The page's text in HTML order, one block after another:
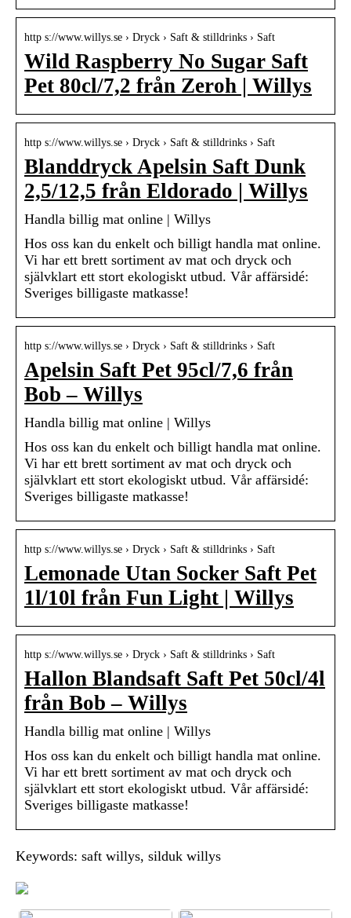
http s://www.willys.se › Dryck › Saft & stilldrinks › Saft
Wild Raspberry No Sugar Saft
Pet 80cl/7,2 från Zeroh | Willys
http s://www.willys.se › Dryck › Saft & stilldrinks › Saft
Blanddryck Apelsin Saft Dunk
2,5/12,5 från Eldorado | Willys
Handla billig mat online | Willys
Hos oss kan du enkelt och billigt handla mat online.
Vi har ett brett sortiment av mat och dryck och
självklart ett stort ekologiskt utbud. Vår affärsidé:
Sveriges billigaste matkasse!
http s://www.willys.se › Dryck › Saft & stilldrinks › Saft
Apelsin Saft Pet 95cl/7,6 från
Bob – Willys
Handla billig mat online | Willys
Hos oss kan du enkelt och billigt handla mat online.
Vi har ett brett sortiment av mat och dryck och
självklart ett stort ekologiskt utbud. Vår affärsidé:
Sveriges billigaste matkasse!
http s://www.willys.se › Dryck › Saft & stilldrinks › Saft
Lemonade Utan Socker Saft Pet
1l/10l från Fun Light | Willys
http s://www.willys.se › Dryck › Saft & stilldrinks › Saft
Hallon Blandsaft Saft Pet 50cl/4l
från Bob – Willys
Handla billig mat online | Willys
Hos oss kan du enkelt och billigt handla mat online.
Vi har ett brett sortiment av mat och dryck och
självklart ett stort ekologiskt utbud. Vår affärsidé:
Sveriges billigaste matkasse!
Keywords: saft willys, silduk willys